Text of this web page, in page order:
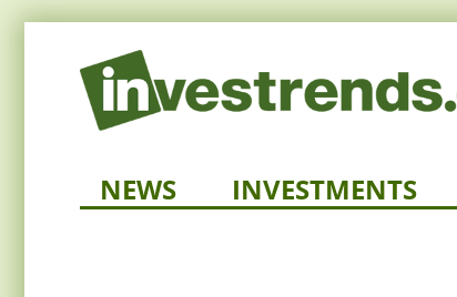
NEWS INVESTMENTS